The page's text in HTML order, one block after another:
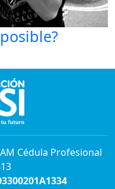
Cédula Profesional